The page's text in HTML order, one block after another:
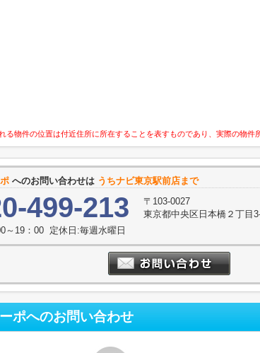
る物件の位置は付近住所に所在することを表すものであり、実際の物件
へのお問い合わせは うちナビ東京駅前店まで
499-213
〒103-0027
東京都中央区日本橋２丁目
～19：00 定休日:毎週水曜日
ポへのお問い合わせ